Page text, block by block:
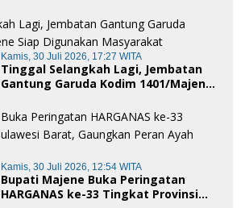
Royong dan Cinta Tanah Air
Kamis, 30 Juli 2026, 17:27 WITA
Tinggal Selangkah Lagi, Jembatan
Gantung Garuda Kodim 1401/Majene
Kamis, 30 Juli 2026, 12:54 WITA
Bupati Majene Buka Peringatan
HARGANAS ke-33 Tingkat Provinsi